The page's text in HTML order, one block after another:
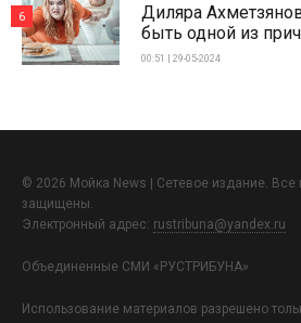
Диляра
быть одной из
00:51 | 29-05-2024
6
© 2026 Мойка News | Сетевое издание. Все
защищены.
Электронный адрес: rustribuna@yandex.ru
Объединенные СМИ «РУСТРИБУНА»
Использование материалов разрешено